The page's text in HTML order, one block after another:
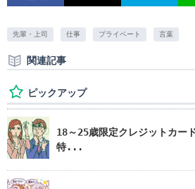
先輩・上司 仕事 プライベート 言葉
関連記事
ピックアップ
18～25歳限定クレジットカー
特...